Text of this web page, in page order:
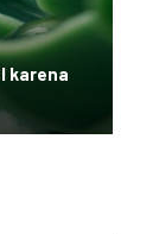
karena